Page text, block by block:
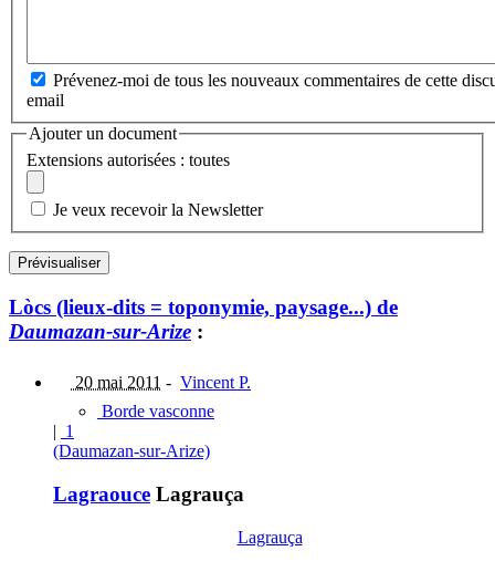
Prévenez-moi de tous les nouveaux commentaires de cette
email
Ajouter un document
Extensions autorisées : toutes
Je veux recevoir la Newsletter
Lòcs (lieux-dits = toponymie, paysage...) de
Daumazan-sur-Arize :
20 mai 2011 - Vincent P.
Borde vasconne
| 1
(Daumazan-sur-Arize)
Lagraouce Lagrauça
Lagrauça